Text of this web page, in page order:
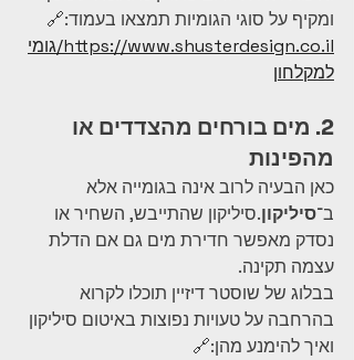
ומקיף על סוגי הגומיות תמצאו בעמוד:🔗
https://www.shusterdesign.co.il/גומי
למקלחון
2. מים בורחים מהצדדים או
מהפינות
כאן הבעיה לרוב אינה בגומייה אלא
ב־סיליקון.סיליקון שהתייבש, השחיר או
נסדק מאפשר חדירת מים גם אם הדלת
עצמה תקינה.
בבלוג של שוסטר דיזיין תוכלו לקרוא
בהרחבה על טעויות נפוצות באיטום סיליקון
ואיך להימנע מהן:🔗